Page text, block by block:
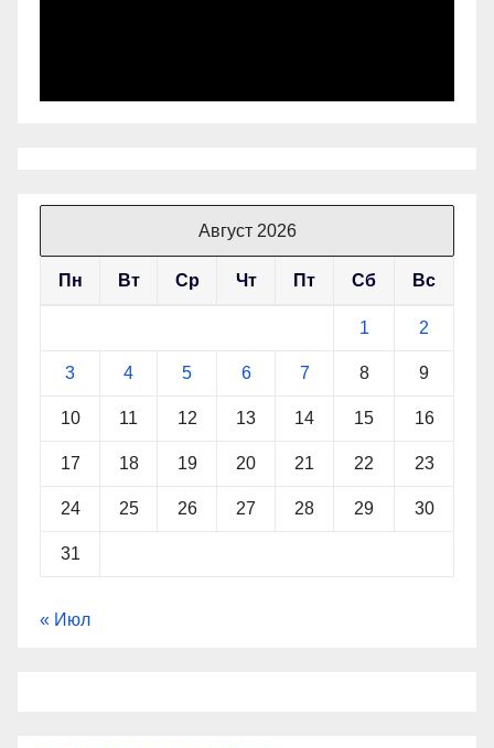
Август 2026
Пн Вт Ср Чт Пт Сб Вс
1 2
3 4 5 6 7 8 9
10 11 12 13 14 15 16
17 18 19 20 21 22 23
24 25 26 27 28 29 30
31
« Июл